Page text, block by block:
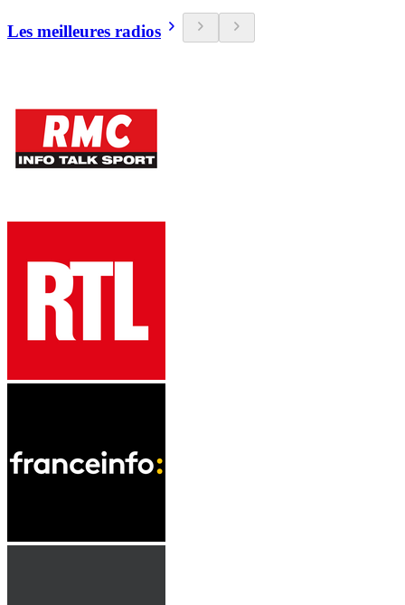
Les meilleures radios